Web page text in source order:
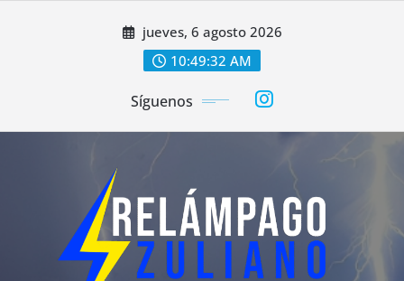
jueves, 6 agosto 2026
10:49:34 AM
Síguenos